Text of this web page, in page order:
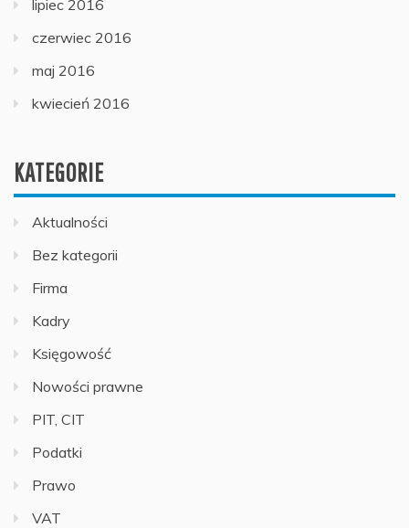
lipiec 2016
czerwiec 2016
maj 2016
kwiecień 2016
KATEGORIE
Aktualności
Bez kategorii
Firma
Kadry
Księgowość
Nowości prawne
PIT, CIT
Podatki
Prawo
VAT